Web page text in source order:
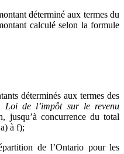
déterminé aux termes du
calculé selon la formule
déterminés aux termes des
Loi de l’impôt sur le revenu
jusqu’à concurrence du total
à f);
de l’Ontario pour les